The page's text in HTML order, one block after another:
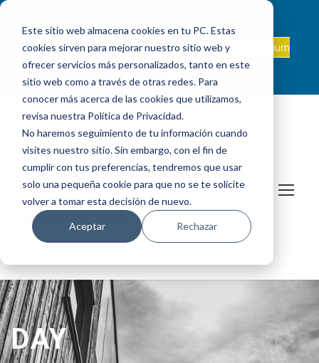
Este sitio web almacena cookies en tu PC. Estas
cookies sirven para mejorar nuestro sitio web y
ofrecer servicios más personalizados, tanto en este
sitio web como a través de otras redes. Para
conocer más acerca de las cookies que utilizamos,
revisa nuestra Política de Privacidad.
No haremos seguimiento de tu información cuando
visites nuestro sitio. Sin embargo, con el fin de
cumplir con tus preferencias, tendremos que usar
solo una pequeña cookie para que no se te solicite
volver a tomar esta decisión de nuevo.
Aceptar Rechazar
ES +34 924 524 001
sanjosevillafranca@fundacionloyola.es | Onda Collegium
Podcast
DAY